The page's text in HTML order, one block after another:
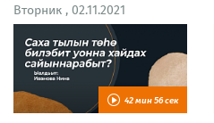
Вторник , 02.11.2021
42 мин 56 сек